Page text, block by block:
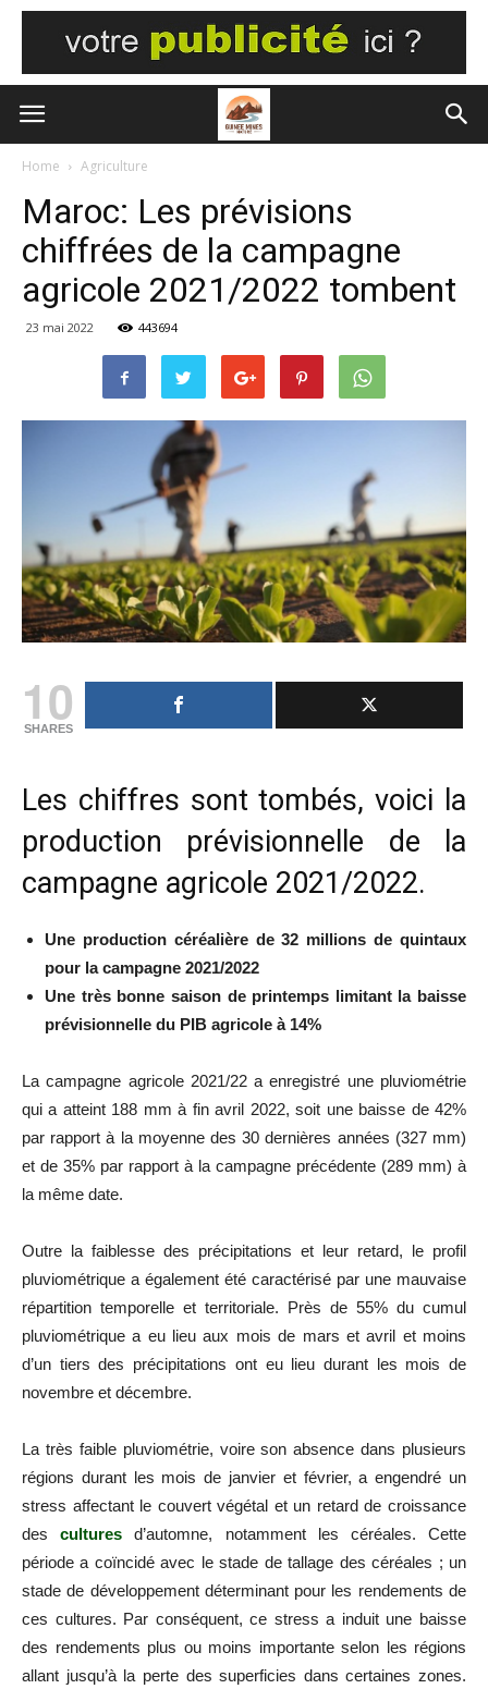
Home Agriculture
Maroc: Les prévisions
chiffrées de la campagne
agricole 2021/2022 tombent
23 mai 2022 443694
10
SHARES
Les chiffres sont tombés, voici la
production prévisionnelle de la
campagne agricole 2021/2022.
Une production céréalière de 32 millions de quintaux
pour la campagne 2021/2022
Une très bonne saison de printemps limitant la baisse
prévisionnelle du PIB agricole à 14%
La campagne agricole 2021/22 a enregistré une pluviométrie
qui a atteint 188 mm à fin avril 2022, soit une baisse de 42%
par rapport à la moyenne des 30 dernières années (327 mm)
et de 35% par rapport à la campagne précédente (289 mm) à
la même date.
Outre la faiblesse des précipitations et leur retard, le profil
pluviométrique a également été caractérisé par une mauvaise
répartition temporelle et territoriale. Près de 55% du cumul
pluviométrique a eu lieu aux mois de mars et avril et moins
d’un tiers des précipitations ont eu lieu durant les mois de
novembre et décembre.
La très faible pluviométrie, voire son absence dans plusieurs
régions durant les mois de janvier et février, a engendré un
stress affectant le couvert végétal et un retard de croissance
descultures d’automne, notamment les céréales. Cette
période a coïncidé avec le stade de tallage des céréales ; un
stade de développement déterminant pour les rendements de
ces cultures. Par conséquent, ce stress a induit une baisse
des rendements plus ou moins importante selon les régions
allant jusqu’à la perte des superficies dans certaines zones.